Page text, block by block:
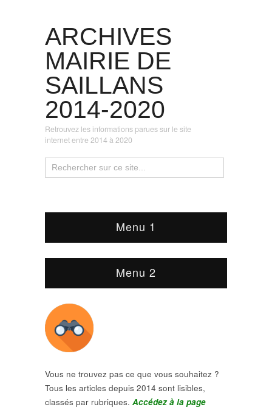
ARCHIVES
MAIRIE DE
SAILLANS
2014-2020
Retrouvez les informations parues sur le site
internet entre 2014 à 2020
Menu 1
Menu 2
Vous ne trouvez pas ce que vous souhaitez ?
Tous les articles depuis 2014 sont lisibles,
classés par rubriques. Accédez à la page